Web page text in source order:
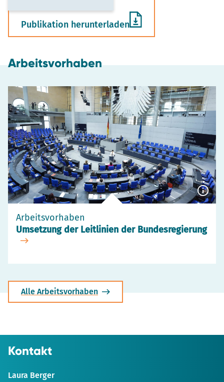
Publikation herunterladen
Arbeitsvorhaben
Arbeitsvorhaben
Umsetzung der Leitlinien der Bundesregierung
Alle Arbeitsvorhaben
Kontakt
Laura Berger